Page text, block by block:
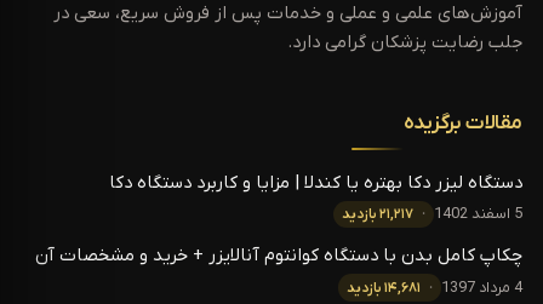
آموزش‌های علمی و عملی و خدمات پس از فروش سریع، سعی در
جلب رضایت پزشکان گرامی دارد.
مقالات برگزیده
دستگاه لیزر دکا بهتره یا کندلا | مزایا و کاربرد دستگاه دکا
5 اسفند 1402 ۲۱,۲۱۷ بازدید
چکاپ کامل بدن با دستگاه کوانتوم آنالایزر + خرید و مشخصات آن
4 مرداد 1397 ۱۴,۶۸۱ بازدید